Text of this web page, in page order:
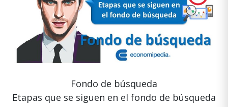
Fondo de búsqueda
Etapas que se siguen en el fondo de búsqueda